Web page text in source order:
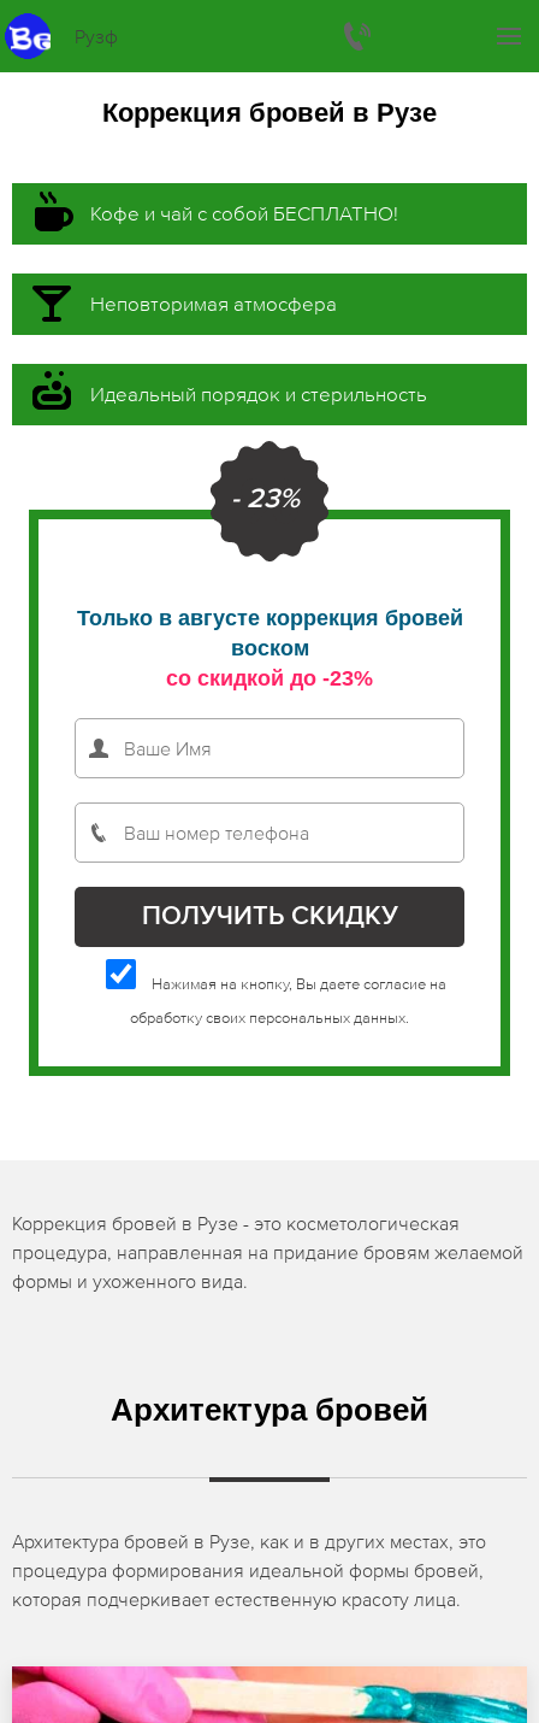
Рузф
Коррекция бровей в Рузе
Кофе и чай с собой БЕСПЛАТНО!
Неповторимая атмосфера
Идеальный порядок и стерильность
- 23%
Только в августе коррекция бровей
воском
со скидкой до -23%
Нажимая на кнопку, Вы даете согласие на
обработку своих персональных данных.
Коррекция бровей в Рузе - это косметологическая
процедура, направленная на придание бровям желаемой
формы и ухоженного вида.
Архитектура бровей
Архитектура бровей в Рузе, как и в других местах, это
процедура формирования идеальной формы бровей,
которая подчеркивает естественную красоту лица.